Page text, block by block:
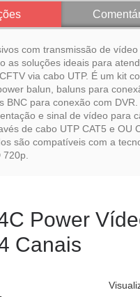
com transmissão de vídeo
as soluções ideais para
via cabo UTP. É um kit
balun, baluns para
BNC para conexão com DVR.
e sinal de vídeo para
de cabo UTP CAT5 e OU
são compatíveis com a
Power
Canais